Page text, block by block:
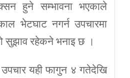
हुने सम्भावना भएकाले
भेटघाट नगर्न उपचारमा
सुझाव रहेकने भनाइ छ ।
उपचार यही फागुन ४ गतेदेखि